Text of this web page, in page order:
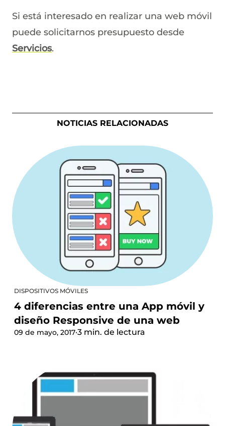
Si está interesado en realizar una web móvil
puede solicitarnos presupuesto desde
Servicios.
NOTICIAS RELACIONADAS
DISPOSITIVOS MÓVILES
4 diferencias entre una App móvil y
diseño Responsive de una web
09 de mayo, 2017·3 min. de lectura